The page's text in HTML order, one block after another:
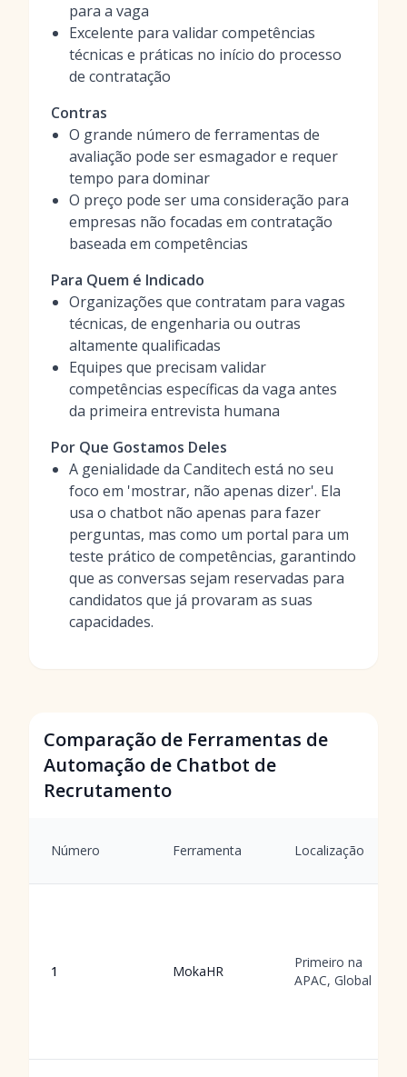
para a vaga
Excelente para validar competências
técnicas e práticas no início do processo
de contratação
Contras
O grande número de ferramentas de
avaliação pode ser esmagador e requer
tempo para dominar
O preço pode ser uma consideração para
empresas não focadas em contratação
baseada em competências
Para Quem é Indicado
Organizações que contratam para vagas
técnicas, de engenharia ou outras
altamente qualificadas
Equipes que precisam validar
competências específicas da vaga antes
da primeira entrevista humana
Por Que Gostamos Deles
A genialidade da Canditech está no seu
foco em 'mostrar, não apenas dizer'. Ela
usa o chatbot não apenas para fazer
perguntas, mas como um portal para um
teste prático de competências, garantindo
que as conversas sejam reservadas para
candidatos que já provaram as suas
capacidades.
Comparação de Ferramentas de
Automação de Chatbot de
Recrutamento
Número Ferramenta Localização
1 MokaHR
Primeiro na
APAC, Global